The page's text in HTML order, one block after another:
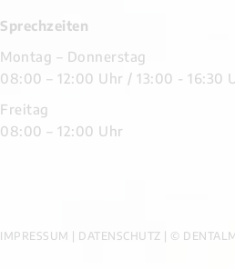
Sprechzeiten
Montag – Donnerstag
08:00 – 12:00 Uhr / 13:00 - 16:30
Freitag
08:00 – 12:00 Uhr
IMPRESSUM DATENSCHUTZ ©